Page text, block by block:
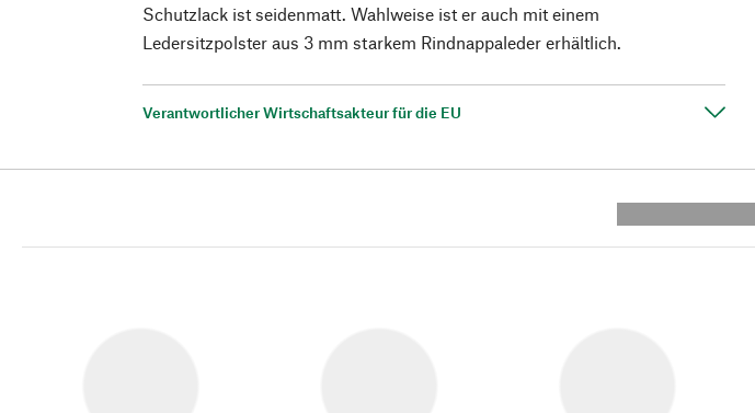
Schutzlack ist seidenmatt. Wahlweise ist er auch mit einem
Ledersitzpolster aus 3 mm starkem Rindnappaleder erhältlich.
Verantwortlicher Wirtschaftsakteur für die EU